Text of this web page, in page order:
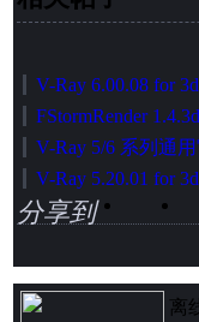
分享到
离